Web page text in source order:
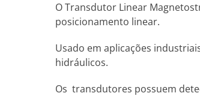
O Transdutor Linear
posicionamento linear.
Usado em aplicações
hidráulicos.
Os transdutores possuem